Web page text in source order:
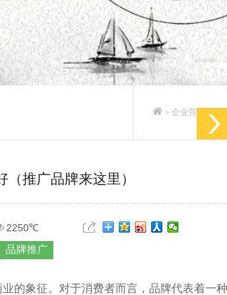
> 企业营销策划
推广品牌来这里）
2250℃
品牌推广
的象征。对于消费者而言，品牌代表着一种